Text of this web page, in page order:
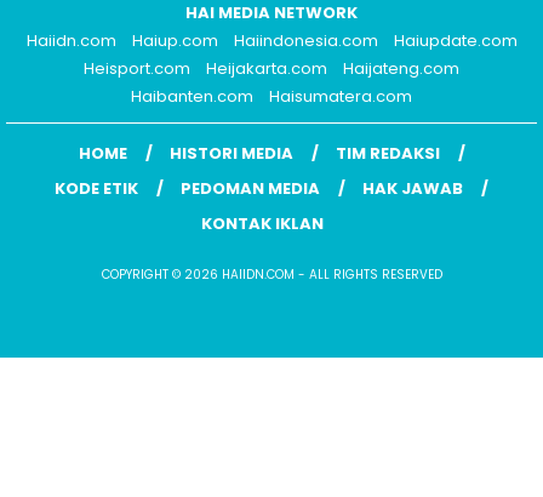
HAI MEDIA NETWORK
Haiidn.com
Haiup.com Haiindonesia.com
Haiupdate.com
Heisport.com
Heijakarta.com
Haijateng.com
Haibanten.com
Haisumatera.com
HOME HISTORI MEDIA
TIM REDAKSI
KODE ETIK
PEDOMAN MEDIA
HAK JAWAB
KONTAK IKLAN
COPYRIGHT © 2026 HAIIDN.COM - ALL RIGHTS RESERVED